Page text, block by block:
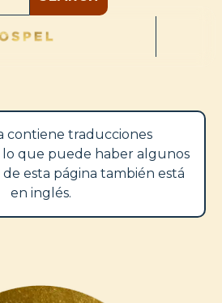
contiene traducciones
lo que puede haber algunos
esta página también está
en inglés.